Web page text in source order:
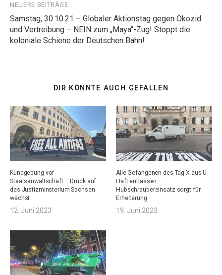
NEUERE BEITRÄGE
Samstag, 30.10.21 – Globaler Aktionstag gegen Ökozid
und Vertreibung – NEIN zum „Maya“-Zug! Stoppt die
koloniale Schiene der Deutschen Bahn!
DIR KÖNNTE AUCH GEFALLEN
Kundgebung vor
Staatsanwaltschaft – Druck auf
das Justizminsterium Sachsen
wächst
12. Juni 2023
Alle Gefangenen des Tag X aus U-
Haft entlassen –
Hubschraubereinsatz sorgt für
Erheiterung
19. Juni 2023